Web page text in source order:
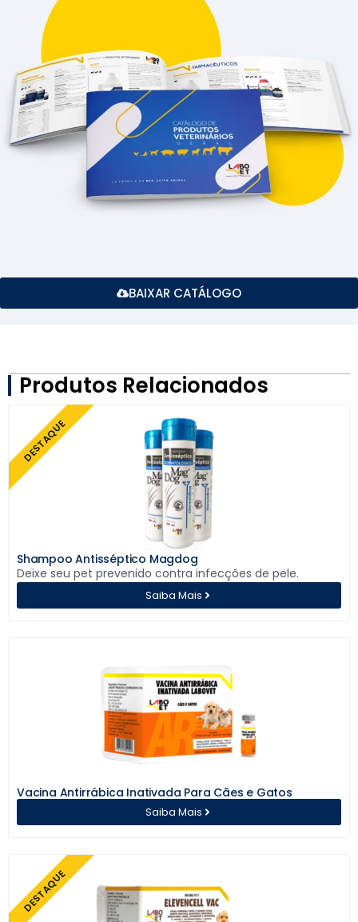
BAIXAR CATÁLOGO
Produtos Relacionados
DESTAQUE
Saiba Mais
Shampoo Antisséptico Magdog
Deixe seu pet prevenido contra infecções de pele.
Saiba Mais
Vacina Antirrábica Inativada Para Cães e Gatos
DESTAQUE